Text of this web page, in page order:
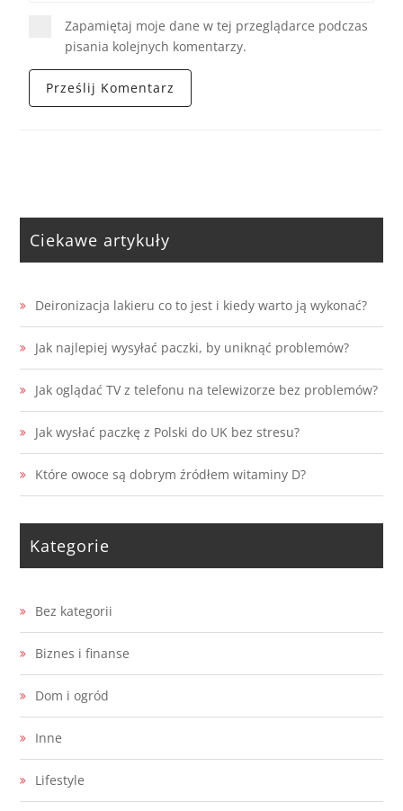
Zapamiętaj moje dane w tej przeglądarce podczas
pisania kolejnych komentarzy.
Ciekawe artykuły
Deironizacja lakieru co to jest i kiedy warto ją wykonać?
Jak najlepiej wysyłać paczki, by uniknąć problemów?
Jak oglądać TV z telefonu na telewizorze bez problemów?
Jak wysłać paczkę z Polski do UK bez stresu?
Które owoce są dobrym źródłem witaminy D?
Kategorie
Bez kategorii
Biznes i finanse
Dom i ogród
Inne
Lifestyle